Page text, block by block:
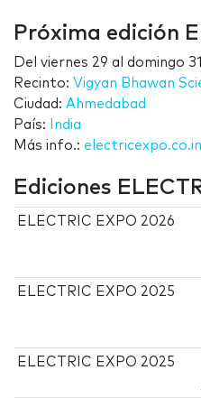
Próxima edición
Del viernes 29 al domingo
Recinto: Vigyan Bhawan
Ciudad: Ahmedabad
País:
India
Más info.: electricexpo.co.in
Ediciones
ELECTRIC EXPO 2026
ELECTRIC EXPO 2025
ELECTRIC EXPO 2025